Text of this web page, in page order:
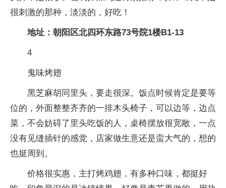
很刺激的那种，淡淡的，好吃！
地址：朝阳区北四环东路73号院1楼B1-13
4
鬼味烤翅
黑芝麻胡同里头，要走很深。饭点时候肯定是要等
位的，外面整整齐齐的一排木头椅子，可以边等，边点
菜，不会妨碍了里头吃饭的人，桌椅摆放很宽敞，一点
没有见缝插针的感觉，店家做生意还是蛮大气的，想的
也挺周到。
价格很实惠，主打烤鸡翅，有多种口味，都挺好